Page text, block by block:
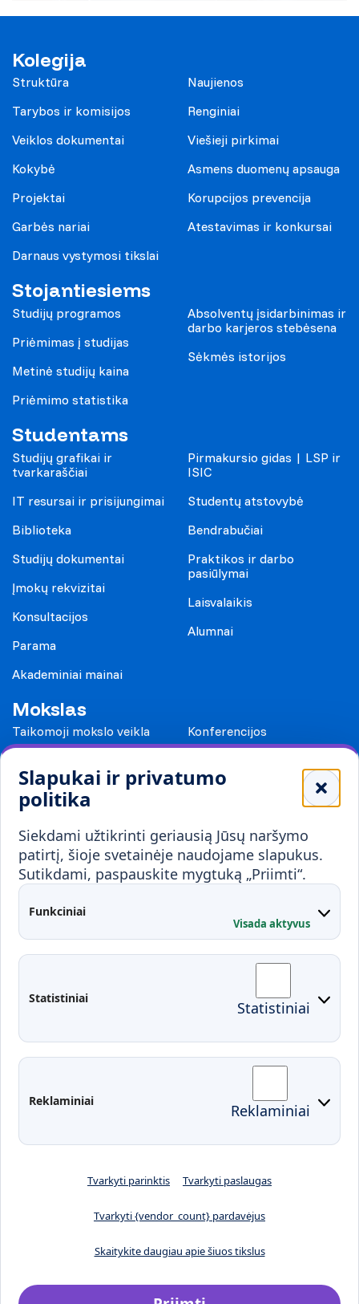
Slapukai ir privatumo
politika
Siekdami užtikrinti geriausią Jūsų naršymo
patirtį, šioje svetainėje naudojame slapukus.
Sutikdami, paspauskite mygtuką „Priimti“.
Funkciniai
Visada aktyvus
Statistiniai Statistiniai
Reklaminiai Reklaminiai
Tvarkyti parinktis Tvarkyti paslaugas
Tvarkyti {vendor_count} pardavėjus
Skaitykite daugiau apie šiuos tikslus
Kolegija
Struktūra
Tarybos ir komisijos
Veiklos dokumentai
Kokybė
Projektai
Garbės nariai
Darnaus vystymosi tikslai
Naujienos
Renginiai
Viešieji pirkimai
Asmens duomenų apsauga
Korupcijos prevencija
Atestavimas ir konkursai
Stojantiesiems
Studijų programos
Priėmimas į studijas
Metinė studijų kaina
Priėmimo statistika
Absolventų įsidarbinimas ir
darbo karjeros stebėsena
Sėkmės istorijos
Studentams
Studijų grafikai ir
tvarkaraščiai
IT resursai ir prisijungimai
Biblioteka
Studijų dokumentai
Įmokų rekvizitai
Konsultacijos
Parama
Akademiniai mainai
Pirmakursio gidas | LSP ir
ISIC
Studentų atstovybė
Bendrabučiai
Praktikos ir darbo
pasiūlymai
Laisvalaikis
Alumnai
Mokslas
Taikomoji mokslo veikla
Konferencijos
Mokykloms
Visuomenei ir verslui
Mokymai ir konsultavimas
Partnerystės
Karjera
Kontaktai
Administracija
Fakultetai
Studentų atstovybė
Moodle
EDINA
Pasirengimas ekstremaliai